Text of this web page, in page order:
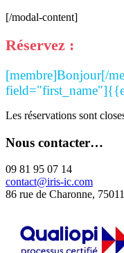
[/modal-content]
Réservez :
[membre]Bonjour[/
Les réservations sont
Nous contacter…
09 81 95 07 14
contact@iris-ic.com
86 rue de Charonne,